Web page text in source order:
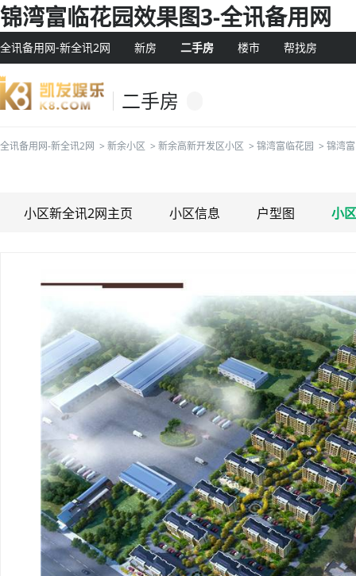
锦湾富临花园效果图3-全讯备用网
全讯备用网-新全讯2网 新房 二手房 楼市 帮找房
二手房
全讯备用网-新全讯2网 > 新余小区 > 新余高新开发区小区 > 锦湾富临花园 > 锦湾
小区新全讯2网主页 小区信息 户型图 小